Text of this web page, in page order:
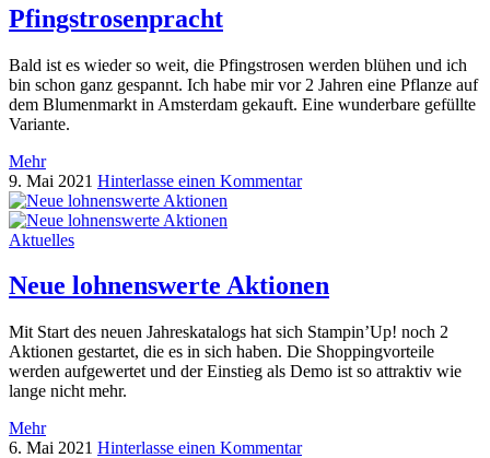
Pfingstrosenpracht
Bald ist es wieder so weit, die Pfingstrosen werden blühen und ich
bin schon ganz gespannt. Ich habe mir vor 2 Jahren eine Pflanze auf
dem Blumenmarkt in Amsterdam gekauft. Eine wunderbare gefüllte
Variante.
Mehr
9. Mai 2021 Hinterlasse einen Kommentar
Aktuelles
Neue lohnenswerte Aktionen
Mit Start des neuen Jahreskatalogs hat sich Stampin’Up! noch 2
Aktionen gestartet, die es in sich haben. Die Shoppingvorteile
werden aufgewertet und der Einstieg als Demo ist so attraktiv wie
lange nicht mehr.
Mehr
6. Mai 2021 Hinterlasse einen Kommentar